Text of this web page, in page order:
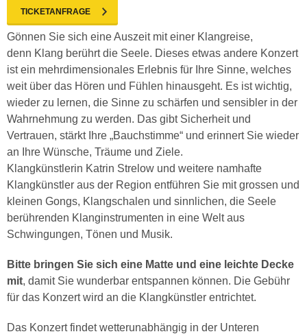
TICKETANFRAGE
Gönnen Sie sich eine Auszeit mit einer Klangreise,
denn Klang berührt die Seele. Dieses etwas andere Konzert
ist ein mehrdimensionales Erlebnis für Ihre Sinne, welches
weit über das Hören und Fühlen hinausgeht. Es ist wichtig,
wieder zu lernen, die Sinne zu schärfen und sensibler in der
Wahrnehmung zu werden. Das gibt Sicherheit und
Vertrauen, stärkt Ihre „Bauchstimme“ und erinnert Sie wieder
an Ihre Wünsche, Träume und Ziele.
Klangkünstlerin Katrin Strelow und weitere namhafte
Klangkünstler aus der Region entführen Sie mit grossen und
kleinen Gongs, Klangschalen und sinnlichen, die Seele
berührenden Klanginstrumenten in eine Welt aus
Schwingungen, Tönen und Musik.
Bitte bringen Sie sich eine Matte und eine leichte Decke
mit, damit Sie wunderbar entspannen können. Die Gebühr
für das Konzert wird an die Klangkünstler entrichtet.
Das Konzert findet wetterunabhängig in der Unteren